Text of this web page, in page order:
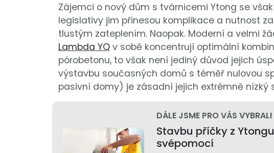
Zájemci o nový dům s tvárnicemi Ytong se
legislativy jim přinesou komplikace a nutnost
tlustým zateplením. Naopak. Moderní a velmi
Lambda YQ v sobě koncentrují optimální
pórobetonu, to však není jediný důvod jejich
výstavbu současných domů s téměř nulovou
pasivní domy) je zásadní jejich extrémně nízký
DÁLE JSME PRO VÁS VYBRALI
Stavbu příčky z
svépomocí